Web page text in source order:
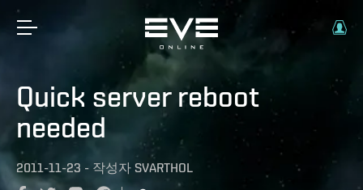
Quick server reboot
needed
2011-11-23 - 작성자 SVARTHOL